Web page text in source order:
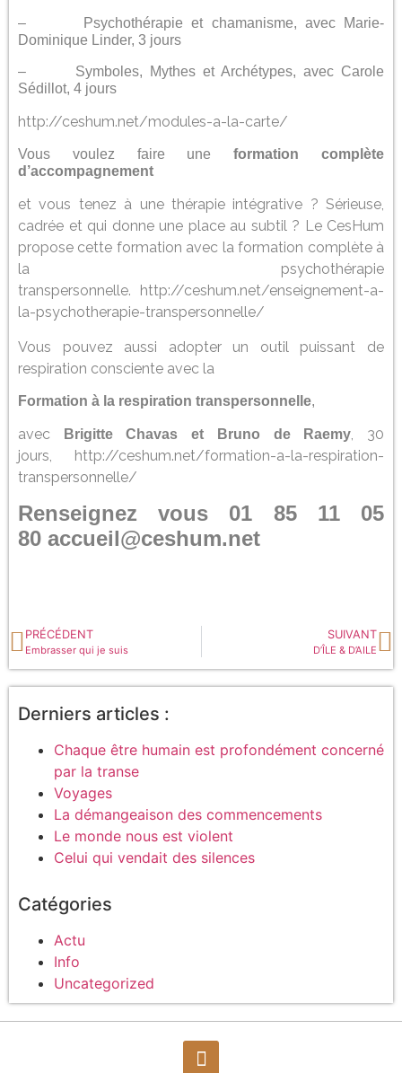
– Psychothérapie et chamanisme, avec Marie-
Dominique Linder, 3 jours
– Symboles, Mythes et Archétypes, avec Carole
Sédillot, 4 jours
http://ceshum.net/modules-a-la-carte/
Vous voulez faire uneformation complète
d’accompagnement
et vous tenez à une thérapie intégrative ? Sérieuse,
cadrée et qui donne une place au subtil ? Le CesHum
propose cette formation avec la formation complète à
la psychothérapie
transpersonnelle.
http://ceshum.net/enseignement-a-
la-psychotherapie-transpersonnelle/
Vous pouvez aussi adopter un outil puissant de
respiration consciente avec la
Formation à la respiration transpersonnelle,
avec Brigitte Chavas et Bruno de Raemy, 30
jours, http://ceshum.net/formation-a-la-respiration-
transpersonnelle/
Renseignez vous 01 85 11 05
80 accueil@ceshum.net
PRÉCÉDENT
Embrasser qui je suis
SUIVANT
D’ÎLE & D’AILE
Derniers articles :
Chaque être humain est profondément concerné
par la transe
Voyages
La démangeaison des commencements
Le monde nous est violent
Celui qui vendait des silences
Catégories
Actu
Info
Uncategorized